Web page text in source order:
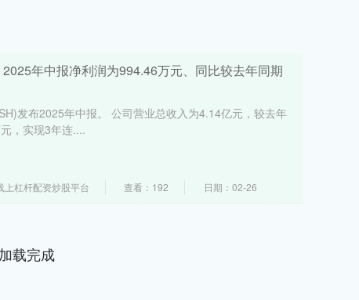
年中报净利润为994.46万元、同比较去年同期
发布2025年中报。 公司营业总收入为4.14亿元，较去年
，实现3年连....
上杠杆配资炒股平台 查看：192 日期：02-26
载完成